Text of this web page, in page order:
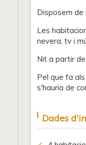
Disposem de
Les
nevera, tv i
Nit a partir
Pel que fa
s'hauria de
Dades